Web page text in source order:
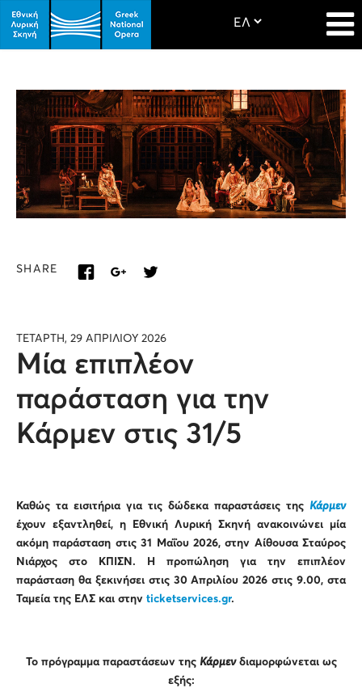
SHARE
ΤΕΤΑΡΤΗ, 29 ΑΠΡΙΛΙΟΥ 2026
Μία επιπλέον
παράσταση για την
Κάρμεν στις 31/5
Καθώς τα εισιτήρια για τις δώδεκα παραστάσεις της Κάρμεν
έχουν εξαντληθεί, η Εθνική Λυρική Σκηνή ανακοινώνει μία
ακόμη παράσταση στις 31 Μαΐου 2026, στην Αίθουσα Σταύρος
Νιάρχος στο ΚΠΙΣΝ. Η προπώληση για την επιπλέον
παράσταση θα ξεκινήσει στις 30 Απριλίου 2026 στις 9.00, στα
Ταμεία της ΕΛΣ και στην ticketservices.gr.
Το πρόγραμμα παραστάσεων της Κάρμενδιαμορφώνεται ως
εξής: